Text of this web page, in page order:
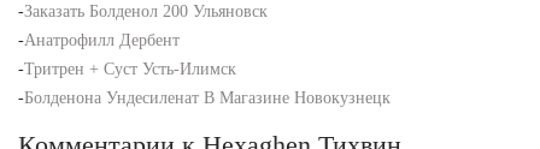
-Заказать Болденол 200 Ульяновск
-Анатрофилл Дербент
-Тритрен + Суст Усть-Илимск
-Болденона Ундесиленат В Магазине Новокузнецк